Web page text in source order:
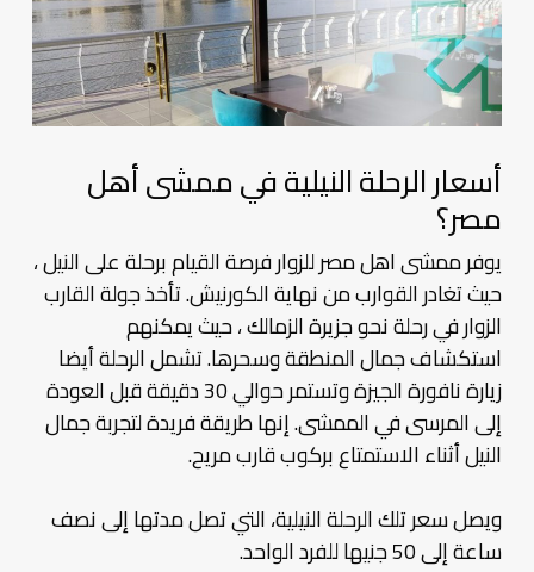
أسعار الرحلة النيلية في ممشى أهل
مصر؟
يوفر ممشى اهل مصر للزوار فرصة القيام برحلة على النيل ،
حيث تغادر القوارب من نهاية الكورنيش. تأخذ جولة القارب
الزوار في رحلة نحو جزيرة الزمالك ، حيث يمكنهم
استكشاف جمال المنطقة وسحرها. تشمل الرحلة أيضا
زيارة نافورة الجيزة وتستمر حوالي 30 دقيقة قبل العودة
إلى المرسى في الممشى. إنها طريقة فريدة لتجربة جمال
النيل أثناء الاستمتاع بركوب قارب مريح.
ويصل سعر تلك الرحلة النيلية، التي تصل مدتها إلى نصف
ساعة إلى 50 جنيها للفرد الواحد.